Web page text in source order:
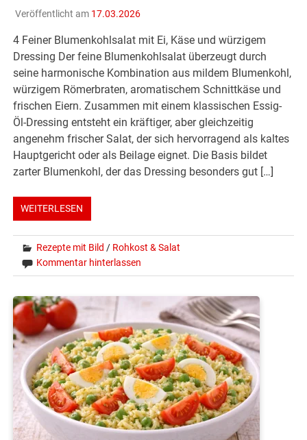
Veröffentlicht am 17.03.2026
4 Feiner Blumenkohlsalat mit Ei, Käse und würzigem
Dressing Der feine Blumenkohlsalat überzeugt durch
seine harmonische Kombination aus mildem Blumenkohl,
würzigem Römerbraten, aromatischem Schnittkäse und
frischen Eiern. Zusammen mit einem klassischen Essig-
Öl-Dressing entsteht ein kräftiger, aber gleichzeitig
angenehm frischer Salat, der sich hervorragend als kaltes
Hauptgericht oder als Beilage eignet. Die Basis bildet
zarter Blumenkohl, der das Dressing besonders gut […]
WEITERLESEN
Rezepte mit Bild / Rohkost & Salat
Kommentar hinterlassen